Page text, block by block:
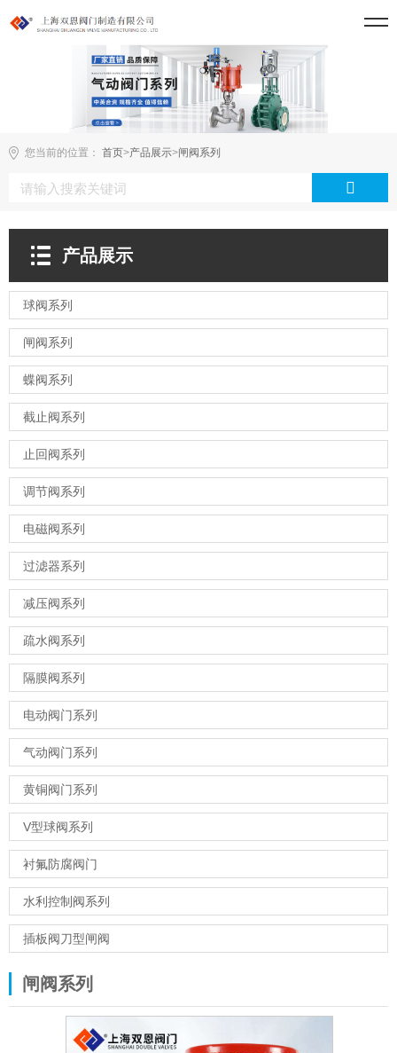
您当前的位置： 首页>产品展示>闸阀系列
产品展示
球阀系列
闸阀系列
蝶阀系列
截止阀系列
止回阀系列
调节阀系列
电磁阀系列
过滤器系列
减压阀系列
疏水阀系列
隔膜阀系列
电动阀门系列
气动阀门系列
黄铜阀门系列
V型球阀系列
衬氟防腐阀门
水利控制阀系列
插板阀刀型闸阀
闸阀系列